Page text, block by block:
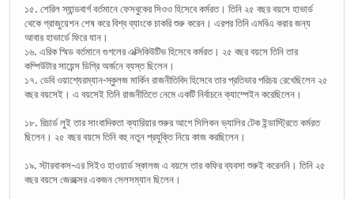
১৫. শেরিল স্যান্ডবার্গ বর্তমানে ফেসবুকের সিওও হিসেবে কর্মরত। তিনি ২৫ বছর বয়সে হাভার্ড
থেকে গ্রাজুয়েশন শেষ করে বিশ্ব ব্যাংকে চাকরি শুরু করেন। এরপর তিনি এমবিএ করার জন্য
আবার হাভার্ডে ফিরে যান।
১৬. এরিক স্মিড বর্তমানে গুগলের এক্সিকিউটিভ হিসেবে কর্মরত। ২৫ বছর বয়সে তিনি তার
কম্পিউটার সায়েন্স ডিগ্রি অর্জনে ব্যস্ত ছিলেন।
১৭. ডেবি ওয়াশ্যেরম্যান-স্কুলজ মার্কিন রাজনীতিবিদ হিসেবে তার প্রতিভার পরিচয় রেখেছিলেন ২৫
বছর বয়সেই। এ বয়সেই তিনি রাজনীতিতে নেমে একটি নির্বাচনে ক্যাম্পেইন করেছিলেন।
১৮. রিচার্ড লুই তার সাংবাদিকতা ক্যারিয়ার শুরুর আগে সিলিকন ভ্যালির টেক ইন্ডাস্ট্রিতে কর্মরত
ছিলেন। ২৫ বছর বয়সে তিনি বহু নতুন প্রযুক্তি নিয়ে কাজ করছিলেন।
১৯. স্টারবাকস-এর সিইও হাওয়ার্ড স্কালজ এ বয়সে তার কফির ব্যবসা শুরুই করেননি। তিনি ২৫
বছর বয়সে জেরক্সের একজন সেলসম্যান ছিলেন।